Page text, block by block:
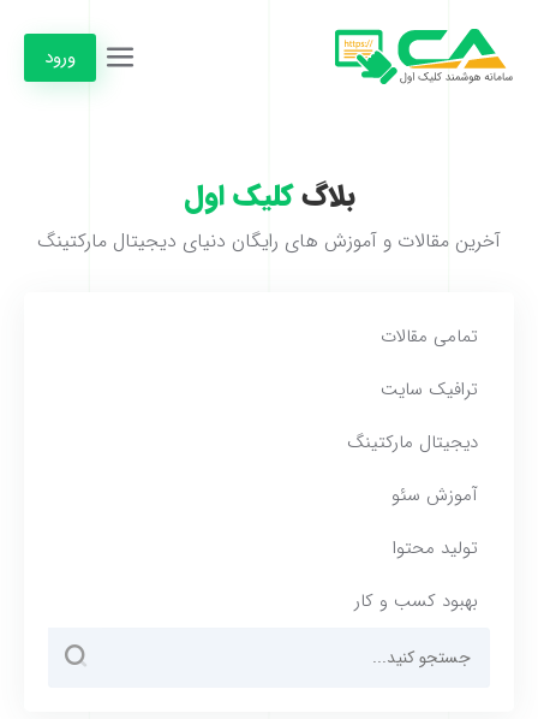
ورود
بلاگکلیک اول
آخرین مقالات و آموزش های رایگان دنیای دیجیتال مارکتینگ
تمامی مقالات
ترافیک سایت
دیجیتال مارکتینگ
آموزش سئو
تولید محتوا
بهبود کسب و کار